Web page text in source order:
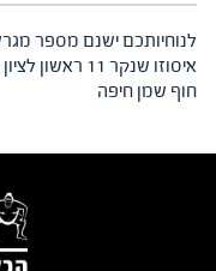
לנוחיותכם ישנם מספר
חוף שמן חיפה